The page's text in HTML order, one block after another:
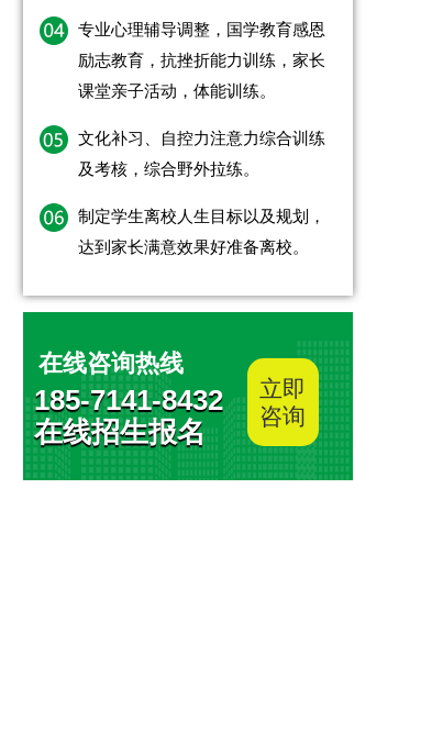
专业心理辅导调整，国学教育感恩
励志教育，抗挫折能力训练，家长
课堂亲子活动，体能训练。
文化补习、自控力注意力综合训练
及考核，综合野外拉练。
制定学生离校人生目标以及规划，
达到家长满意效果好准备离校。
在线咨询热线
185-7141-8432
在线招生报名
立即
咨询